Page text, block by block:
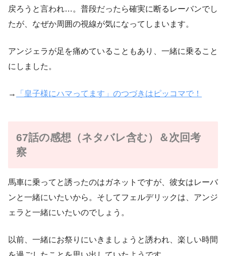
戻ろうと言われ…。普段だったら確実に断るレーバンでし
たが、なぜか周囲の視線が気になってしまいます。
アンジェラが足を痛めていることもあり、一緒に乗ること
にしました。
→ 「皇子様にハマってます」のつづきはピッコマで！
67話の感想（ネタバレ含む）＆次回考
察
馬車に乗ってと誘ったのはガネットですが、彼女はレーバ
ンと一緒にいたいから。そしてフェルデリックは、アンジ
ェラと一緒にいたいのでしょう。
以前、一緒にお祭りにいきましょうと誘われ、楽しい時間